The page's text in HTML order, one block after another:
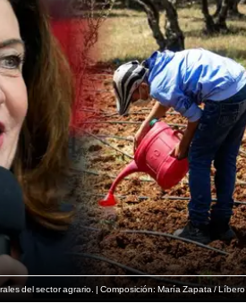
del sector agrario. | Composición: María Zapata / Líbero